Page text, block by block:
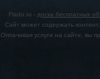
Flado.ru - доска бесплатных
Сайт может содержать
Оплачивая услуги на сайте, вы